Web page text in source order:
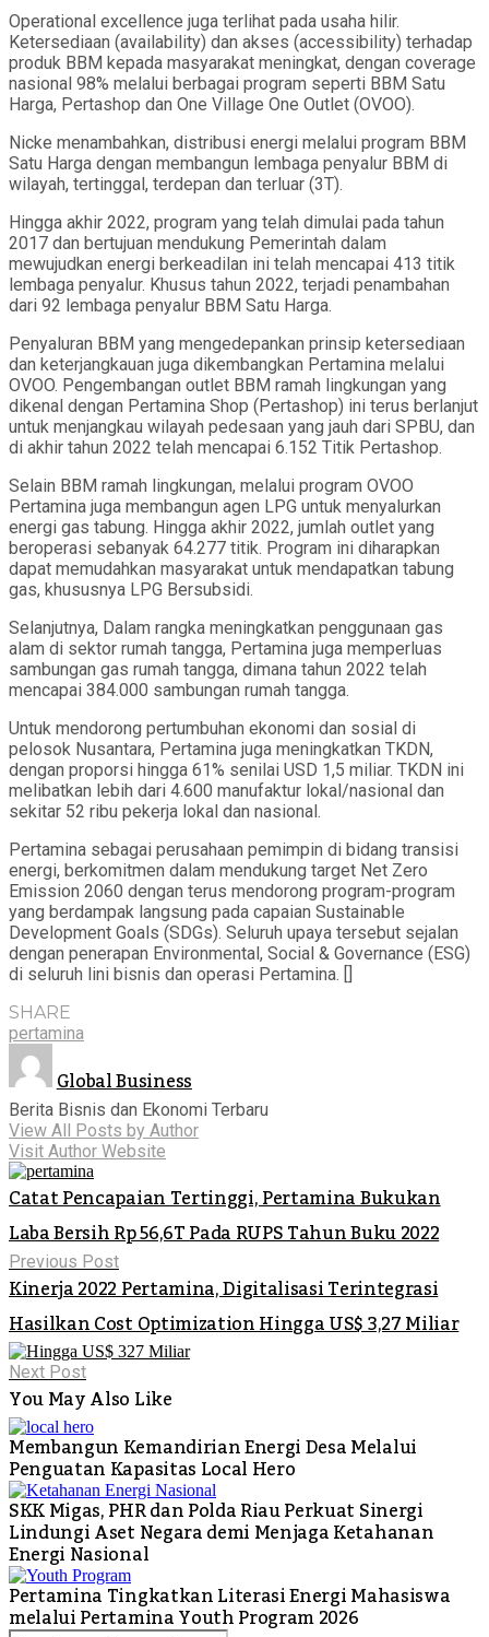
Operational excellence juga terlihat pada usaha hilir.
Ketersediaan (availability) dan akses (accessibility) terhadap
produk BBM kepada masyarakat meningkat, dengan coverage
nasional 98% melalui berbagai program seperti BBM Satu
Harga, Pertashop dan One Village One Outlet (OVOO).
Nicke menambahkan, distribusi energi melalui program BBM
Satu Harga dengan membangun lembaga penyalur BBM di
wilayah, tertinggal, terdepan dan terluar (3T).
Hingga akhir 2022, program yang telah dimulai pada tahun
2017 dan bertujuan mendukung Pemerintah dalam
mewujudkan energi berkeadilan ini telah mencapai 413 titik
lembaga penyalur. Khusus tahun 2022, terjadi penambahan
dari 92 lembaga penyalur BBM Satu Harga.
Penyaluran BBM yang mengedepankan prinsip ketersediaan
dan keterjangkauan juga dikembangkan Pertamina melalui
OVOO. Pengembangan outlet BBM ramah lingkungan yang
dikenal dengan Pertamina Shop (Pertashop) ini terus berlanjut
untuk menjangkau wilayah pedesaan yang jauh dari SPBU, dan
di akhir tahun 2022 telah mencapai 6.152 Titik Pertashop.
Selain BBM ramah lingkungan, melalui program OVOO
Pertamina juga membangun agen LPG untuk menyalurkan
energi gas tabung. Hingga akhir 2022, jumlah outlet yang
beroperasi sebanyak 64.277 titik. Program ini diharapkan
dapat memudahkan masyarakat untuk mendapatkan tabung
gas, khususnya LPG Bersubsidi.
Selanjutnya, Dalam rangka meningkatkan penggunaan gas
alam di sektor rumah tangga, Pertamina juga memperluas
sambungan gas rumah tangga, dimana tahun 2022 telah
mencapai 384.000 sambungan rumah tangga.
Untuk mendorong pertumbuhan ekonomi dan sosial di
pelosok Nusantara, Pertamina juga meningkatkan TKDN,
dengan proporsi hingga 61% senilai USD 1,5 miliar. TKDN ini
melibatkan lebih dari 4.600 manufaktur lokal/nasional dan
sekitar 52 ribu pekerja lokal dan nasional.
Pertamina sebagai perusahaan pemimpin di bidang transisi
energi, berkomitmen dalam mendukung target Net Zero
Emission 2060 dengan terus mendorong program-program
yang berdampak langsung pada capaian Sustainable
Development Goals (SDGs). Seluruh upaya tersebut sejalan
dengan penerapan Environmental, Social & Governance (ESG)
di seluruh lini bisnis dan operasi Pertamina. []
SHARE
pertamina
Global Business
Berita Bisnis dan Ekonomi Terbaru
View All Posts by Author
Visit Author Website
Catat Pencapaian Tertinggi, Pertamina Bukukan
Laba Bersih Rp 56,6T Pada RUPS Tahun Buku 2022
Previous Post
Kinerja 2022 Pertamina, Digitalisasi Terintegrasi
Hasilkan Cost Optimization Hingga US$ 3,27 Miliar
Next Post
You May Also Like
Membangun Kemandirian Energi Desa Melalui
Penguatan Kapasitas Local Hero
SKK Migas, PHR dan Polda Riau Perkuat Sinergi
Lindungi Aset Negara demi Menjaga Ketahanan
Energi Nasional
Pertamina Tingkatkan Literasi Energi Mahasiswa
melalui Pertamina Youth Program 2026